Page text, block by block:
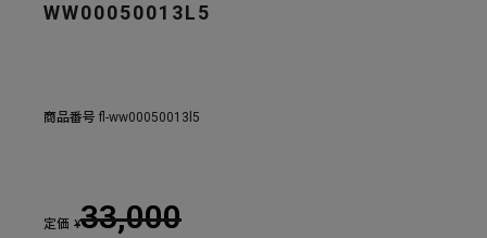
WW00050013L5
商品番号 fl-ww00050013l5
定価 ¥33,000